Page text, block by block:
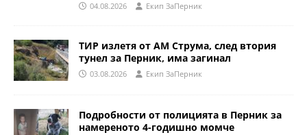
04.08.2026 Eкип ЗаПерник
ТИР излетя от АМ Струма, след втория
тунел за Перник, има загинал
03.08.2026 Eкип ЗаПерник
Подробности от полицията в Перник за
намереното 4-годишно момче